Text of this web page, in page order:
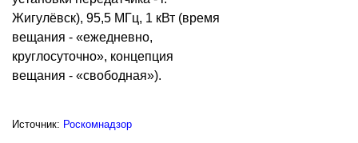
Жигулёвск), 95,5 МГц, 1 кВт (время
вещания - «ежедневно,
круглосуточно», концепция
вещания - «свободная»).
Источник: Роскомнадзор